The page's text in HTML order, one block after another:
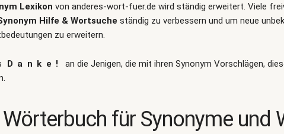
Lexikon von anderes-wort-fuer.de wird ständig erweitert. Viele
Hilfe & Wortsuche ständig zu verbessern und um neue
zu erweitern.
Danke!
an die Jenigen, die mit ihren Synonym Vorschlägen,
für Synonyme und